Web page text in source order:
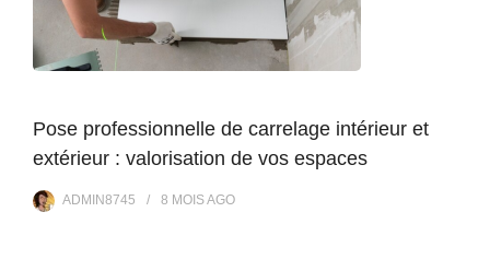
Pose professionnelle de carrelage intérieur et
extérieur : valorisation de vos espaces
ADMIN8745 8 MOISAGO